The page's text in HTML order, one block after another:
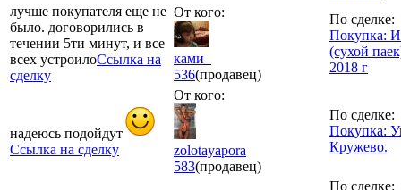
лучше покупателя еще не
было. договорились в
течении 5ти минут, и все
всех устроилоСсылка на
сделку
От кого:
ками_
536(продавец)
По сделке:
Покупка:
(сухой
2018 г
надеюсь подойдут
Ссылка на сделку
От кого:
zolotayapora
583(продавец)
По сделке:
Покупка:
Кружево.
По сделке: